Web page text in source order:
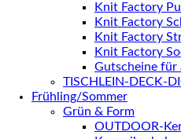
Knit Factory
Knit Factory
Knit Factory
Knit Factory
Gutscheine für
TISCHLEIN-DECK-
Frühling/Sommer
Grün & Form
OUTDOOR-